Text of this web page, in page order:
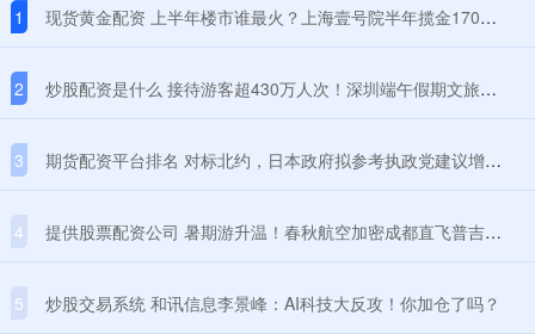
1 现货黄金配资 上半年楼市谁最火？上海壹号院半年揽金170亿登顶，成都有新房卖到22万/平
2 炒股配资是什么 接待游客超430万人次！深圳端午假期文旅市场再创新高
3 期货配资平台排名 对标北约，日本政府拟参考执政党建议增加防卫费
4 提供股票配资公司 暑期游升温！春秋航空加密成都直飞普吉航线，每周增至5班
5 炒股交易系统 和讯信息李景峰：AI科技大反攻！你加仓了吗？